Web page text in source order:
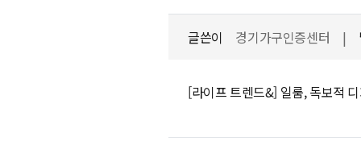
글쓴이 경기가구인증센터 |
[라이프 트렌드&] 일룸, 독보적